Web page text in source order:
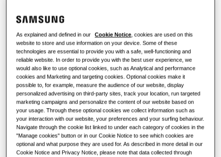
Решенија за климатизација
Контроли
Што е топлинска пумпа и како
работи?
Придобивки од топлинска пумпа
Што е клима-уред и како работи?
КОМЕРЦИЈАЛНИ РЕШЕНИЈА
Хотели
Малопродажен објект
За Samsung
STAP
КАПАЦИТЕТ: 50.4KW
DVM S2 Essential надворешна единица
AM180AXVDGH/EU
Достапен капацитет
As explained and defined in our Cookie Notice, cookies are used on this
website to store and use information on your device. Some of these
technologies are essential to provide you with a safe, well-functioning and
reliable website. In order to provide you with the best user experience, we
would also like to use optional cookies, such as Analytical and performance
cookies and Marketing and targeting cookies. Optional cookies make it
possible to, for example, measure the audience of our website, display
personalized advertising on third-party sites, track your location, run targeted
marketing campaigns and personalize the content of our website based on
your usage. Through these optional cookies we collect information such as
your interaction with our website, your preferences and your surfing behaviour.
Navigate through the cookie list linked to under each category of cookies in the
"Manage cookies" button or in our Cookie Notice to see which cookies are
optional and what purpose they are used for. As described in more detail in our
Cookie Notice and Privacy Notice, please note that data collected through